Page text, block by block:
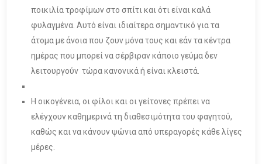
ποικιλία τροφίμων στο σπίτι και ότι είναι καλά
φυλαγμένα. Αυτό είναι ιδιαίτερα σημαντικό για τα
άτομα με άνοια που ζουν μόνα τους και εάν τα κέντρα
ημέρας που μπορεί να σέρβιραν κάποιο γεύμα δεν
λειτουργούν τώρα κανονικά ή είναι κλειστά.
Η οικογένεια, οι φίλοι και οι γείτονες πρέπει να
ελέγχουν καθημερινά τη διαθεσιμότητα του φαγητού,
καθώς και να κάνουν ψώνια από υπεραγορές κάθε λίγες
μέρες.